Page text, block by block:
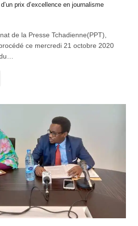
prix d’excellence en journalisme
de la Presse Tchadienne(PPT),
ce mercredi 21 octobre 2020